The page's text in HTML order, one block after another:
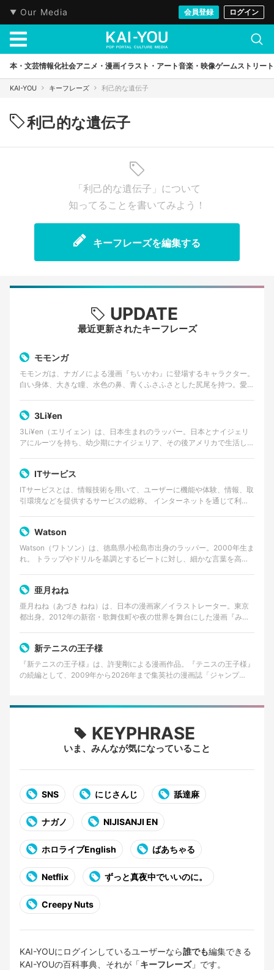
Our Media 会員登録 ログイン
本・文芸情報化社会アニメ・漫画イラスト・アート音楽・映像ゲームストリート
KAI-YOU キーフレーズ 利己的な遺伝子
利己的な遺伝子
「利己的な遺伝子」について
知ってることを書いてみよう！
キーフレーズを編集する
UPDATE
最近更新されたキーフレーズ
モモンガ
モモンガは、ナガノによる漫画『ちいかわ』に登場するキャラクター。
白い身体、大きな瞳、水色の鼻、青くふさふさとした尻尾を持つ。愛ら
3Li¥en
3Li¥en（エリイェン）は、日本生まれのラッパー。日本とナイジェリ
アにルーツを持ち、幼少期にナイジェリア、その後アメリカで生活した
ITサービス
ITサービスとは、情報技術を用いて、ユーザーに機能や体験、情報、取
引環境などを提供するサービスの総称。 インターネットを通じて利用
Watson
Watson（ワトソン）は、徳島県小松島市出身のラッパー。2000年生ま
れ。 トラップやドリルを基調とするビートに対し、細かな言葉を高速
亜月ねね
亜月ねね（あづき ねね）は、日本の漫画家／イラストレーター。東京
都出身。2012年の新宿・歌舞伎町や夜の世界を舞台にした漫画『みい
新テニスの王子様
『新テニスの王子様』は、許斐剛による漫画作品。『テニスの王子様』
の続編として、2009年から2026年まで集英社の漫画誌「ジャンプ
KEYPHRASE
いま、みんなが気になっていること
SNS にじさんじ 舐達麻
ナガノ NIJISANJI EN
ホロライブEnglish ばあちゃる
Netflix ずっと真夜中でいいのに。
Creepy Nuts
KAI-YOUにログインしているユーザーなら誰でも編集できる
KAI-YOUの百科事典、それが「キーフレーズ」です。